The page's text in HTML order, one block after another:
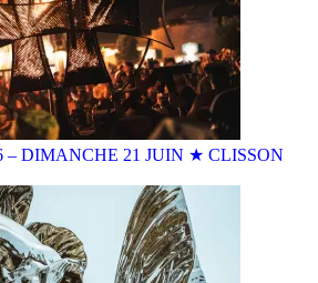
– DIMANCHE 21 JUIN ★ CLISSON